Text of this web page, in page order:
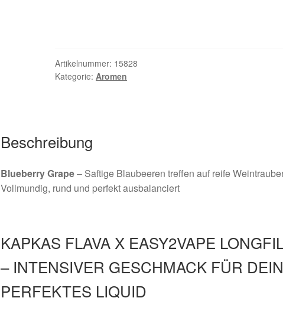
Artikelnummer: 15828
Kategorie:Aromen
Beschreibung
Blueberry Grape– Saftige Blaubeeren treffen auf reife
Vollmundig, rund und perfekt ausbalanciert
KAPKAS FLAVA X EASY2VAPE
– INTENSIVER GESCHMACK FÜR DEIN
PERFEKTES LIQUID